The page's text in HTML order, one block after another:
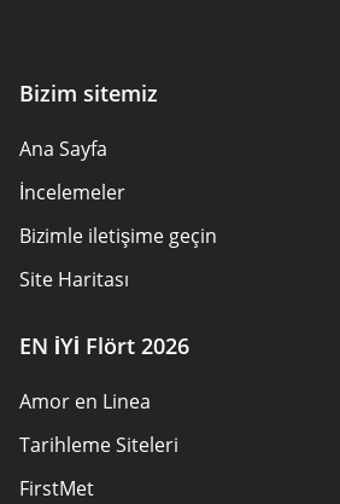
Bizim sitemiz
Ana Sayfa
İncelemeler
Bizimle iletişime geçin
Site Haritası
EN İYİ Flört 2026
Amor en Linea
Tarihleme Siteleri
FirstMet